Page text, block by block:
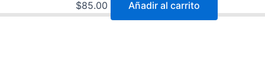
$85.00 Añadir al carrito